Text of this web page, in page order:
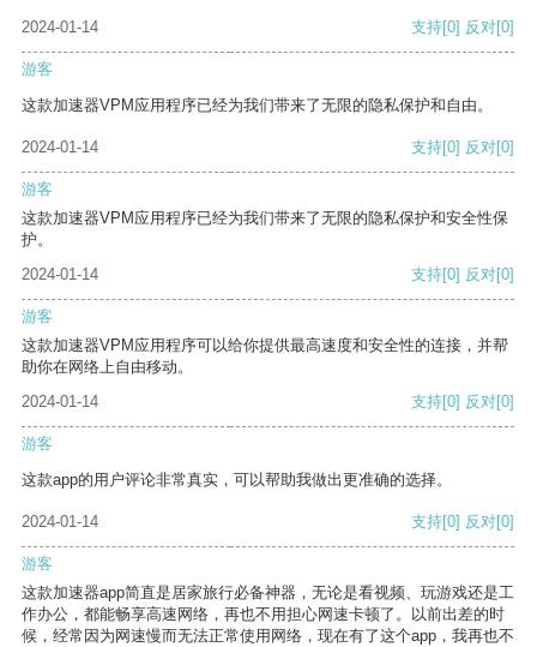
2024-01-14 支持[0] 反对[0]
游客
这款加速器VPM应用程序已经为我们带来了无限的隐私保护和自由。
2024-01-14 支持[0] 反对[0]
游客
这款加速器VPM应用程序已经为我们带来了无限的隐私保护和安全性保
护。
2024-01-14
支持[0] 反对[0]
游客
这款加速器VPM应用程序可以给你提供最高速度和安全性的连接，并帮
助你在网络上自由移动。
2024-01-14
支持[0] 反对[0]
游客
这款app的用户评论非常真实，可以帮助我做出更准确的选择。
2024-01-14 支持[0] 反对[0]
游客
这款加速器app简直是居家旅行必备神器，无论是看视频、玩游戏还是工
作办公，都能畅享高速网络，再也不用担心网速卡顿了。以前出差的时
候，经常因为网速慢而无法正常使用网络，现在有了这个app，我再也不